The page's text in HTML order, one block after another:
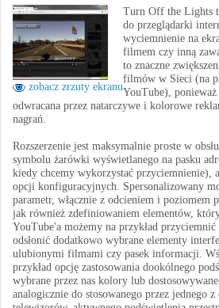
zobacz zrzuty ekranu
Turn Off the Lights
do przeglądarki
wyciemnienie na
filmem czy inną
to znaczne
filmów w Sieci (na
YouTube),
odwracana przez natarczywe i kolorowe
nagrań.
Rozszerzenie jest maksymalnie proste w
symbolu żarówki wyświetlanego na pasku
kiedy chcemy wykorzystać przyciemnienie),
opcji konfiguracyjnych. Spersonalizowany
parametr, włącznie z odcieniem i poziomem
jak również zdefiniowaniem elementów,
YouTube'a możemy na przykład
odsłonić dodatkowo wybrane elementy
ulubionymi filmami czy pasek informacji.
przykład opcję zastosowania dookólnego
wybrane przez nas kolory lub
analogicznie do stosowanego przez jednego